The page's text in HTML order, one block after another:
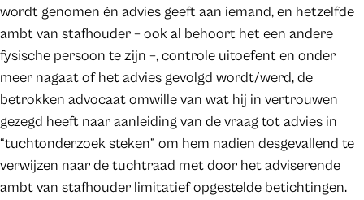
wordt genomen én advies geeft aan iemand, en hetzelfde
ambt van stafhouder – ook al behoort het een andere
fysische persoon te zijn –, controle uitoefent en onder
meer nagaat of het advies gevolgd wordt/werd, de
betrokken advocaat omwille van wat hij in vertrouwen
gezegd heeft naar aanleiding van de vraag tot advies in
“tuchtonderzoek steken” om hem nadien desgevallend te
verwijzen naar de tuchtraad met door het adviserende
ambt van stafhouder limitatief opgestelde betichtingen.